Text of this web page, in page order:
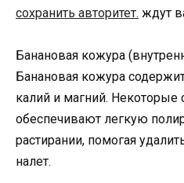
сохранить авторитет. ждут
Банановая кожура
Банановая кожура
калий и магний. Некоторые
обеспечивают легкую
растирании, помогая
налет.